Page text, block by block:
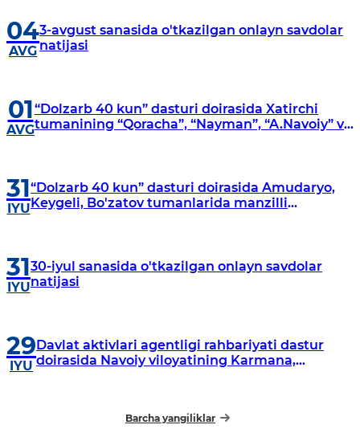
04
AVG
3-avgust sanasida o'tkazilgan onlayn savdolar
natijasi
01
AVG
“Dolzarb 40 kun” dasturi doirasida Xatirchi
tumanining “Qoracha”, “Nayman”, “A.Navoiy” va
31
IYU
“Dolzarb 40 kun” dasturi doirasida Amudaryo,
Keygeli, Bo'zatov tumanlarida manzilli
31
IYU
30-iyul sanasida o'tkazilgan onlayn savdolar
natijasi
29
IYU
Davlat aktivlari agentligi rahbariyati dastur
doirasida Navoiy viloyatining Karmana,
Barcha yangiliklar